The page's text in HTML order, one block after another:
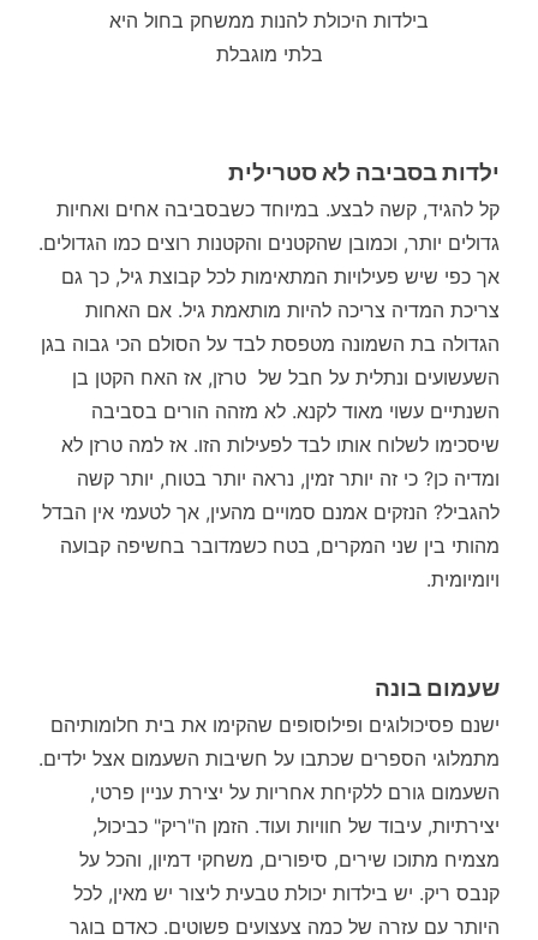
בילדות היכולת להנות ממשחק בחול היא
בלתי מוגבלת
ילדות בסביבה לא סטרילית
קל להגיד, קשה לבצע. במיוחד כשבסביבה אחים ואחיות
גדולים יותר, וכמובן שהקטנים והקטנות רוצים כמו הגדולים.
אך כפי שיש פעילויות המתאימות לכל קבוצת גיל, כך גם
צריכת המדיה צריכה להיות מותאמת גיל. אם האחות
הגדולה בת השמונה מטפסת לבד על הסולם הכי גבוה בגן
השעשועים ונתלית על חבל של טרזן, אז האח הקטן בן
השנתיים עשוי מאוד לקנא. לא מזהה הורים בסביבה
שיסכימו לשלוח אותו לבד לפעילות הזו. אז למה טרזן לא
ומדיה כן? כי זה יותר זמין, נראה יותר בטוח, יותר קשה
להגביל? הנזקים אמנם סמויים מהעין, אך לטעמי אין הבדל
מהותי בין שני המקרים, בטח כשמדובר בחשיפה קבועה
ויומיומית.
שעמום בונה
ישנם פסיכולוגים ופילוסופים שהקימו את בית חלומותיהם
מתמלוגי הספרים שכתבו על חשיבות השעמום אצל ילדים.
השעמום גורם ללקיחת אחריות על יצירת עניין פרטי,
יצירתיות, עיבוד של חוויות ועוד. הזמן ה"ריק" כביכול,
מצמיח מתוכו שירים, סיפורים, משחקי דמיון, והכל על
קנבס ריק. יש בילדות יכולת טבעית ליצור יש מאין, לכל
היותר עם עזרה של כמה צעצועים פשוטים. כאדם בוגר